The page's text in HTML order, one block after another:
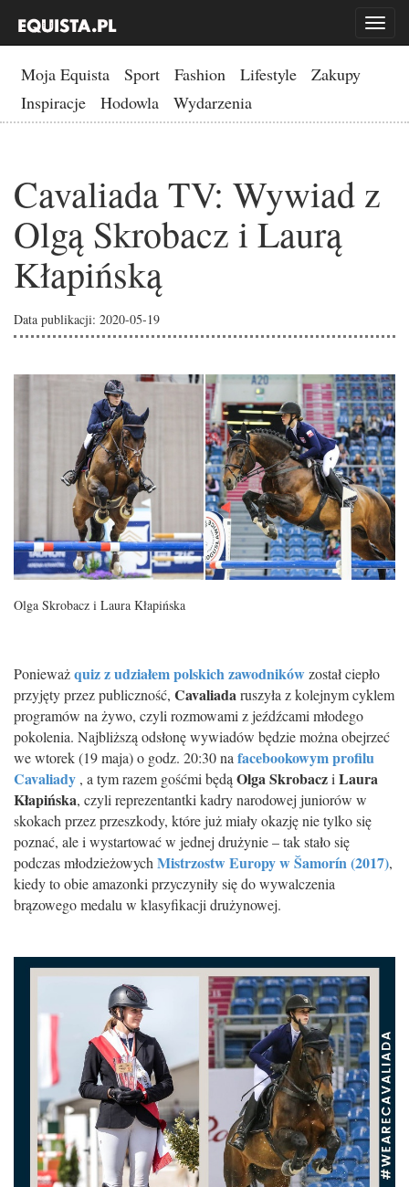
Toggle
Moja Equista Sport Fashion Lifestyle
Zakupy
Inspiracje
Hodowla Wydarzenia
Cavaliada TV: Wywiad z
Olgą Skrobacz i Laurą
Kłapińską
Data publikacji: 2020-05-19
Olga Skrobacz i Laura Kłapińska
Ponieważquiz z udziałem polskich zawodnikówzostał ciepło
przyjęty przez publiczność, Cavaliada ruszyła z kolejnym cyklem
programów na żywo, czyli rozmowami z jeźdźcami młodego
pokolenia. Najbliższą odsłonę wywiadów będzie można obejrzeć
we wtorek (19 maja) o godz. 20:30 na facebookowym profilu
Cavaliady , a tym razem gośćmi będą Olga Skrobaczi Laura
Kłapińska, czyli reprezentantki kadry narodowej juniorów w
skokach przez przeszkody, które już miały okazję nie tylko się
poznać, ale i wystartować w jednej drużynie – tak stało się
podczas młodzieżowych Mistrzostw Europy w Šamorín (2017),
kiedy to obie amazonki przyczyniły się do wywalczenia
brązowego medalu w klasyfikacji drużynowej.